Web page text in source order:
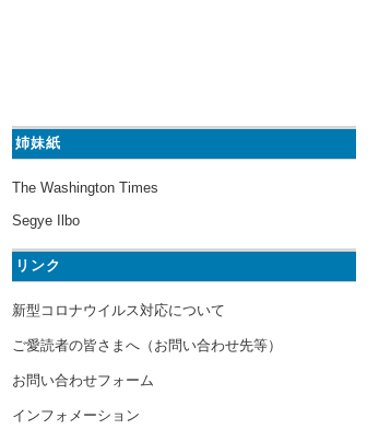
姉妹紙
The Washington Times
Segye Ilbo
リンク
新型コロナウイルス対応について
ご愛読者の皆さまへ（お問い合わせ先等）
お問い合わせフォーム
インフォメーション